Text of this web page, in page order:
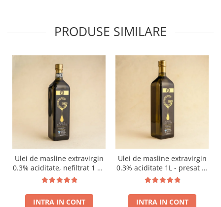
PRODUSE SIMILARE
Ulei de masline extravirgin
0.3% aciditate, nefiltrat 1 L -
presat la rece RECOLTA
INTRA IN CONT
Ulei de masline extravirgin
0.3% aciditate 1L - presat la
rece RECOLTA NOUA
INTRA IN CONT